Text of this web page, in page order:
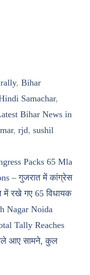
, Bihar
Samachar,
Bihar News in
, rjd, sushil
Packs 65 Mla
– गुजरात में कांग्रेस
में रखे गए 65 विधायक
Nagar Noida
Tally Reaches
आए सामने, कुल